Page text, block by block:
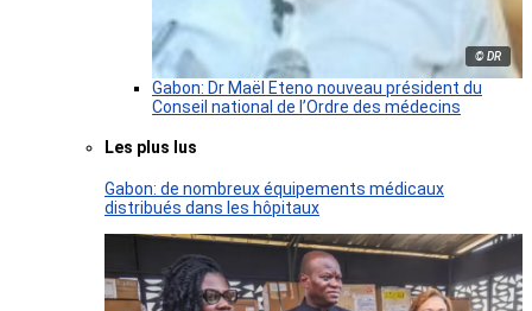
© DR
Gabon: Dr Maël Eteno nouveau président du
Conseil national de l’Ordre des médecins
Les plus lus
Gabon: de nombreux équipements médicaux
distribués dans les hôpitaux